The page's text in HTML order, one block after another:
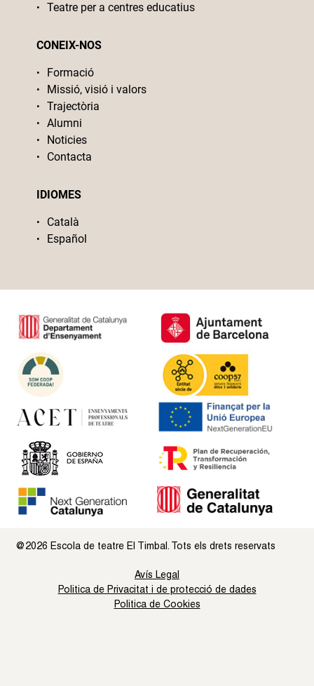
Teatre per a centres educatius
CONEIX-NOS
Formació
Missió, visió i valors
Trajectòria
Alumni
Noticies
Contacta
IDIOMES
Català
Español
@2026 Escola de teatre El Timbal. Tots els drets reservats
Avís Legal
Politica de Privacitat i de protecció de dades
Politica de Cookies